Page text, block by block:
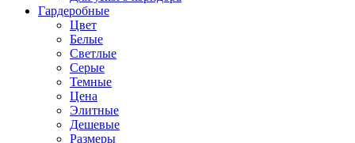
Гардеробные
Цвет
Белые
Светлые
Серые
Темные
Цена
Элитные
Дешевые
Размеры